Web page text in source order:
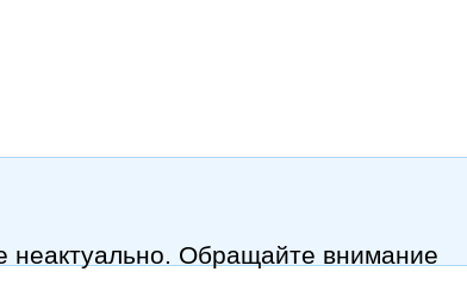
неактуально. Обращайте внимание